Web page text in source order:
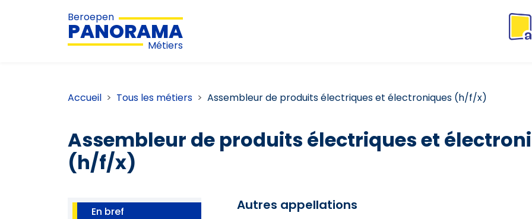
Beroepen
PANORAMA
Métiers
Accueil Tous les métiers Assembleur de produits électriques et électroniques (h/f/x)
Assembleur de produits électriques et
(h/f/x)
En bref
Autres appellations